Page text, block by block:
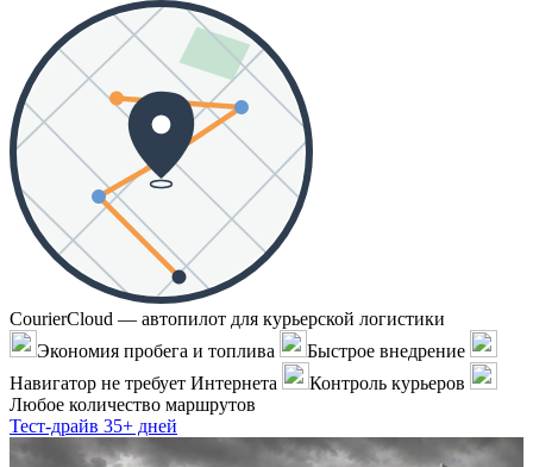
CourierCloud — автопилот для курьерской логистики
Экономия пробега и топлива
Быстрое внедрение
Навигатор не требует Интернета
Контроль курьеров
Любое количество маршрутов
Тест-драйв 35+ дней